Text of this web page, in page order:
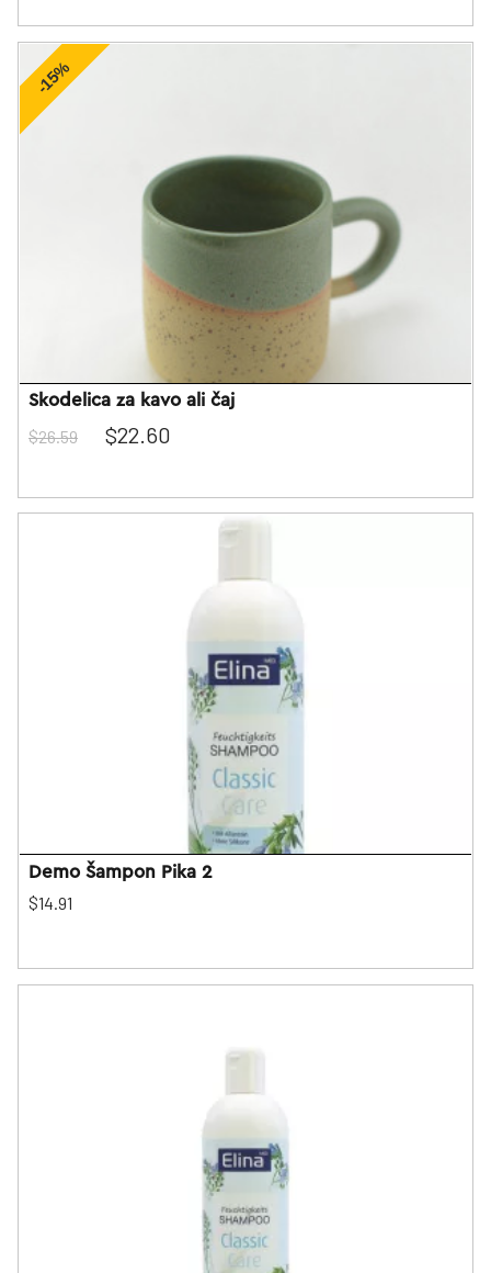
-15%
Skodelica za kavo ali čaj
$26.59 $22.60
Demo Šampon Pika 2
$14.91